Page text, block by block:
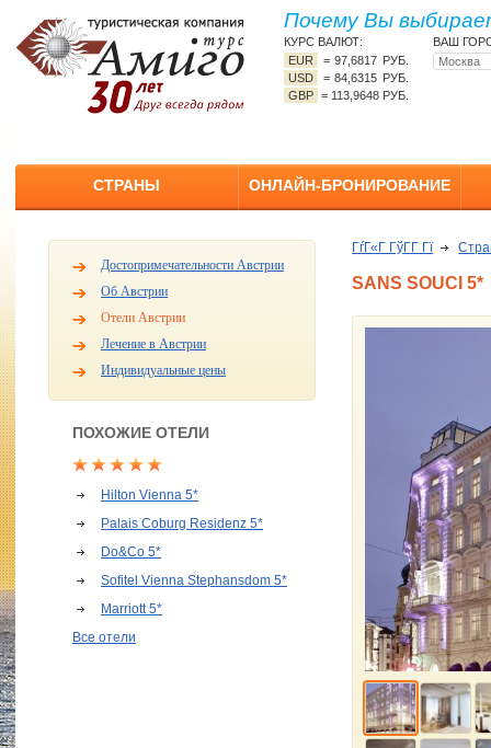
Почему Вы
КУРС ВАЛЮТ:
EUR
=97,6817 РУБ.
USD
=84,6315 РУБ.
GBP = 113,9648 РУБ.
ВАШ
СТРАНЫ ОНЛАЙН-БРОНИРОВАНИЕ
Достопримечательности Австрии
Об Австрии
Отели Австрии
Лечение в Австрии
Индивидуальные цены
ПОХОЖИЕ ОТЕЛИ
Hilton Vienna 5*
Palais Coburg Residenz 5*
Do&Co 5*
Sofitel Vienna Stephansdom 5*
Marriott 5*
Все отели
ГѓГ«Г ГўГ­Г Гї
SANS SOUCI 5*